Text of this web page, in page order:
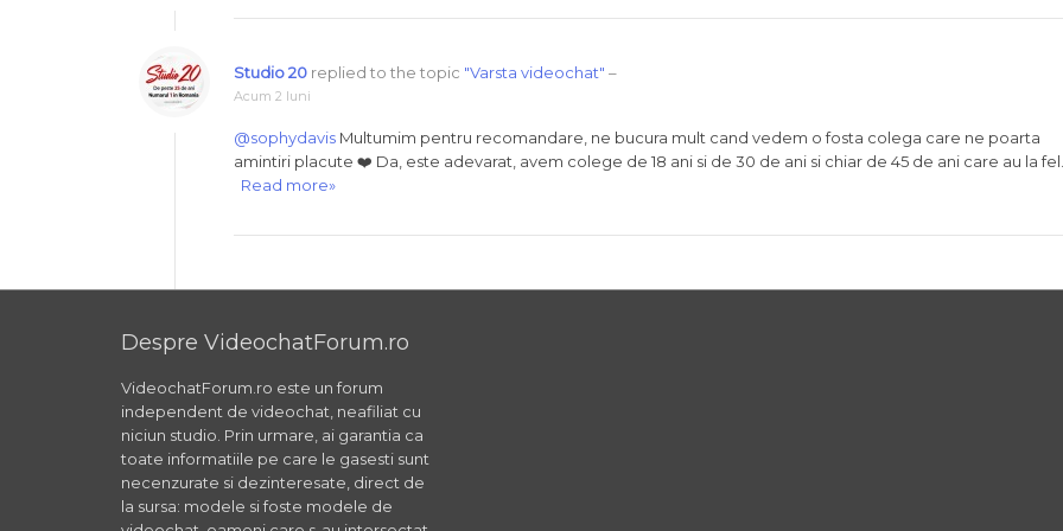
Studio 20 replied to the topic "Varsta videochat" –
Acum 2 luni
@sophydavis Multumim pentru recomandare, ne bucura mult cand vedem o fosta colega care ne poarta
amintiri placute ❤️ Da, este adevarat, avem colege de 18 ani si de 30 de ani si chiar de 45 de ani care au la
Read more»
Despre VideochatForum.ro
VideochatForum.ro este un forum
independent de videochat, neafiliat cu
niciun studio. Prin urmare, ai garantia ca
toate informatiile pe care le gasesti sunt
necenzurate si dezinteresate, direct de
la sursa: modele si foste modele de